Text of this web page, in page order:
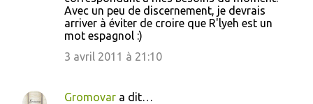
Avec un peu de discernement, je devrais
arriver à éviter de croire que R'lyeh est un
mot espagnol :)
3 avril 2011 à 21:10
Gromovar a dit…